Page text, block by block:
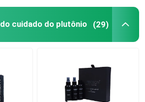
cuidado do plutônio (29)